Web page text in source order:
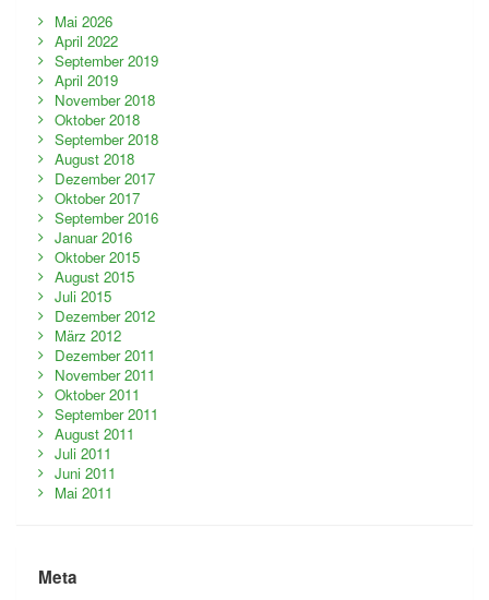
Mai 2026
April 2022
September 2019
April 2019
November 2018
Oktober 2018
September 2018
August 2018
Dezember 2017
Oktober 2017
September 2016
Januar 2016
Oktober 2015
August 2015
Juli 2015
Dezember 2012
März 2012
Dezember 2011
November 2011
Oktober 2011
September 2011
August 2011
Juli 2011
Juni 2011
Mai 2011
Meta